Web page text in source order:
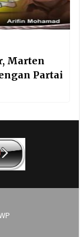
Marten
Partai